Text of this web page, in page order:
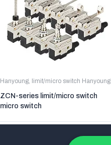
Hanyoung, limit/micro switch Hanyoung
ZCN-series limit/micro switch
micro switch